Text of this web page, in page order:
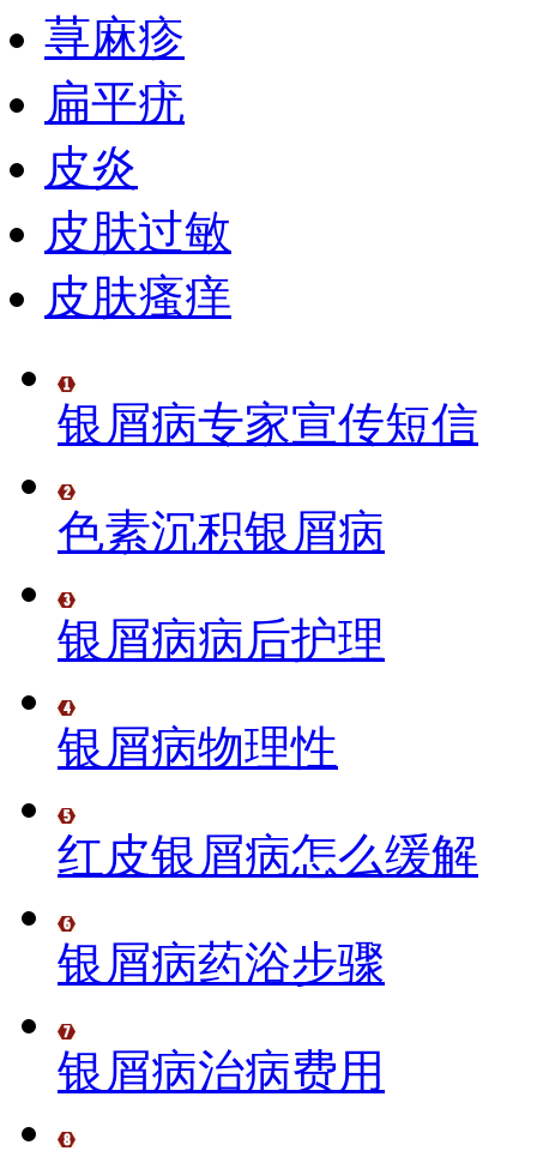
荨麻疹
扁平疣
皮炎
皮肤过敏
皮肤瘙痒
银屑病专家宣传短信
色素沉积银屑病
银屑病病后护理
银屑病物理性
红皮银屑病怎么缓解
银屑病药浴步骤
银屑病治病费用